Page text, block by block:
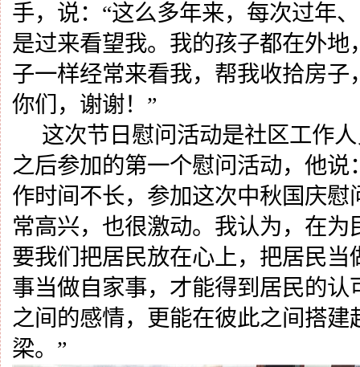
手，说： “这么多年来，每次过年
是过来看望我。我的孩子都在外地
子一样经常来看我，帮我收拾房子
你们，谢谢！”
这次节日慰问活动是社区工作
之后参加的第一个慰问活动，他说
作时间不长，参加这次中秋国庆慰
常高兴，也很激动。我认为，在为
要我们把居民放在心上，把居民当
事当做自家事，才能得到居民的认
之间的感情，更能在彼此之间搭建
梁。”